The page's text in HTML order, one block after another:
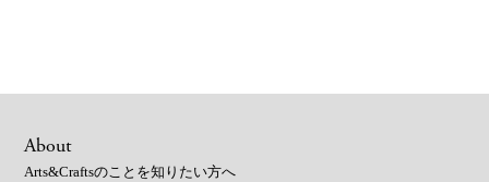
About
Arts&Craftsのことを知りたい方へ